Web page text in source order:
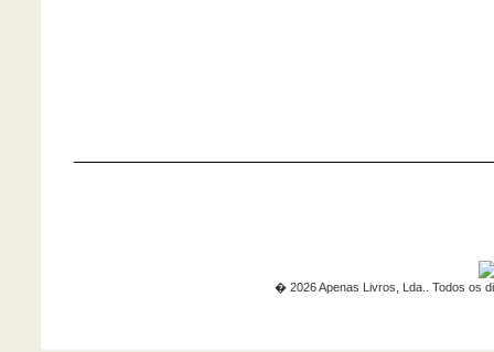
� 2026 Apenas Livros, Lda.. Todos os